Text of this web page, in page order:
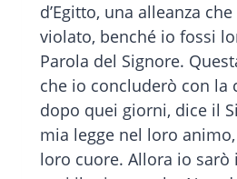
d’Egitto, una alleanza
violato, benché io fossi
Parola del Signore.
che io concluderò con la
dopo quei giorni, dice il
mia legge nel loro
loro cuore. Allora io sarò